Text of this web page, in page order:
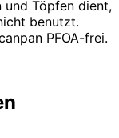
und Töpfen dient,
benutzt.
PFOA-frei.